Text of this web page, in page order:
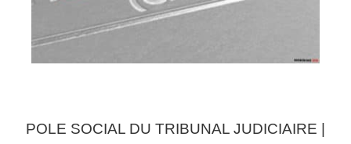
POLE SOCIAL DU TRIBUNAL JUDICIAIRE |